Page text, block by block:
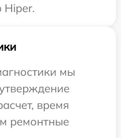
Hiper.
мы
время
ремонтные